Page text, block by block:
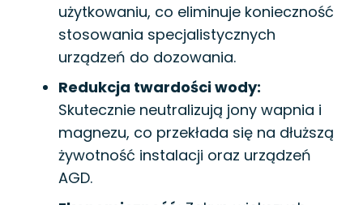
użytkowaniu, co eliminuje konieczność
stosowania specjalistycznych
urządzeń do dozowania.
Redukcja twardości wody:
Skutecznie neutralizują jony wapnia i
magnezu, co przekłada się na dłuższą
żywotność instalacji oraz urządzeń
AGD.